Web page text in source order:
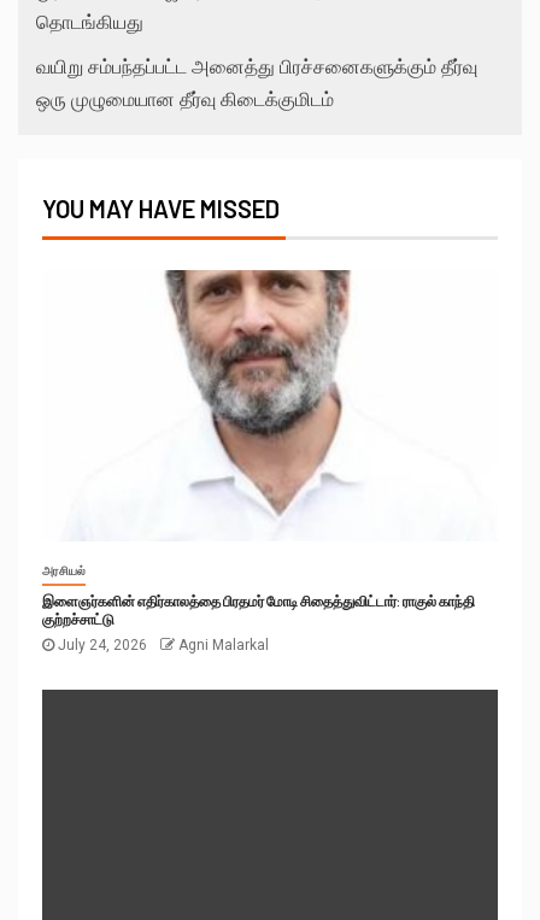
தொடங்கியது
வயிறு சம்பந்தப்பட்ட அனைத்து பிரச்சனைகளுக்கும் தீர்வு
ஒரு முழுமையான தீர்வு கிடைக்குமிடம்
YOU MAY HAVE MISSED
அரசியல்
இளைஞர்களின் எதிர்காலத்தை பிரதமர் மோடி சிதைத்துவிட்டார்: ராகுல் காந்தி
குற்றச்சாட்டு
July 24, 2026
Agni Malarkal